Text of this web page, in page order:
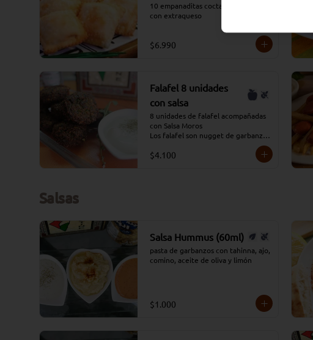
10 empanaditas coctail de queso
con extraqueso
$6.990
Falafel 8 unidades
con salsa
8 unidades de falafel acompañadas
con Salsa Moros
Los falafel son nugget de garbanzos
con verduras condimentados y que
se fríen en aceite profundo.
$4.100
Salsas
Salsa Hummus (60ml)
pasta de garbanzos con tahinna, ajo,
comino, aceite de oliva y limón
$1.000